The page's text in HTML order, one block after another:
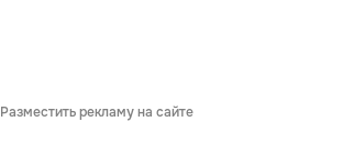
Разместить рекламу на сайте